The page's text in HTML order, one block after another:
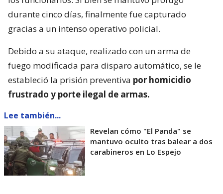
durante cinco días, finalmente fue capturado
gracias a un intenso operativo policial.
Debido a su ataque, realizado con un arma de
fuego modificada para disparo automático, se le
estableció la prisión preventiva por homicidio
frustrado y porte ilegal de armas.
Lee también...
Revelan cómo "El Panda" se
mantuvo oculto tras balear a dos
carabineros en Lo Espejo